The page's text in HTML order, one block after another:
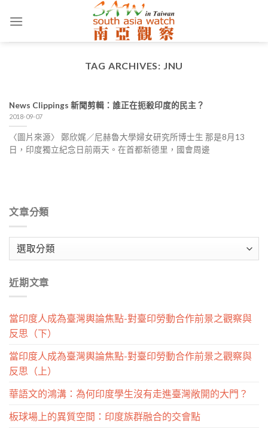
TAG ARCHIVES: JNU
News Clippings 新聞剪輯：誰正在扼殺印度的民主？
2018-09-07
〈圖片來源〉 鄭欣娓／尼赫魯大學婦女研究所博士生 那是8月13
日，印度獨立紀念日前兩天。在首都新德里，國會周邊
文章分類
類
近期文章
當印度人成為臺灣輿論焦點-對臺印勞動合作前景之觀察與
反思（下）
當印度人成為臺灣輿論焦點-對臺印勞動合作前景之觀察與
反思（上）
華語文的鴻溝：為何印度學生沒有走進臺灣敞開的大門？
板球場上的異質空間：印度族群融合的交會點